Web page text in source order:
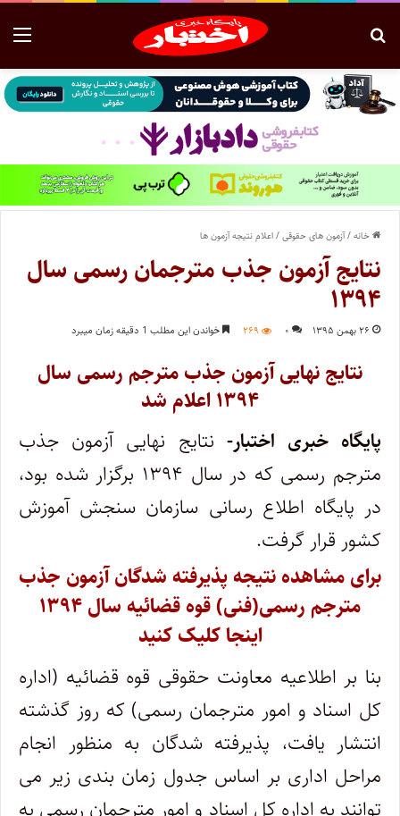
خانه/آزمون های حقوقی/اعلام نتیجه آزمون ها
نتایج آزمون جذب مترجمان رسمی سال
۱۳۹۴
۲۶ بهمن ۱۳۹۵ ۰ ۲۶۹ خواندن این مطلب 1 دقیقه زمان میبرد
نتایج نهایی آزمون جذب مترجم رسمی سال
۱۳۹۴ اعلام شد
پایگاه خبری اختبار- نتایج نهایی آزمون جذب
مترجم رسمی که در سال ۱۳۹۴ برگزار شده بود،
در پایگاه اطلاع رسانی سازمان سنجش آموزش
کشور قرار گرفت.
برای مشاهده نتیجه پذیرفته شدگان آزمون جذب
مترجم رسمی(فنی) قوه قضائیه سال ۱۳۹۴
اینجا کلیک کنید
بنا بر اطلاعیه معاونت حقوقی قوه قضائیه (اداره
کل اسناد و امور مترجمان رسمی) که روز گذشته
انتشار یافت، پذیرفته شدگان به منظور انجام
مراحل اداری بر اساس جدول زمان بندی زیر می
توانند به اداره کل اسناد و امور مترجمان رسمی به